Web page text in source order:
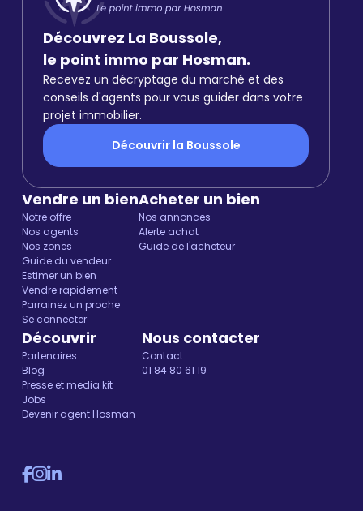
Découvrez La Boussole,
le point immo par Hosman.
Recevez un décryptage du marché et des
conseils d'agents pour vous guider dans votre
projet immobilier.
Découvrir la Boussole
Vendre un bien
Notre offre
Nos agents
Nos zones
Guide du vendeur
Estimer un bien
Vendre rapidement
Parrainez un proche
Se connecter
Acheter un bien
Nos annonces
Alerte achat
Guide de l'acheteur
Découvrir
Partenaires
Blog
Presse et media kit
Jobs
Devenir agent Hosman
Nous contacter
Contact
01 84 80 61 19